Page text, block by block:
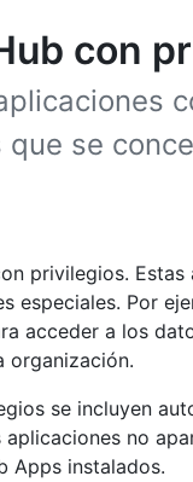
con
se
privilegios.
especiales. Por
acceder a los
organización.
se incluyen
no
Apps instalados.